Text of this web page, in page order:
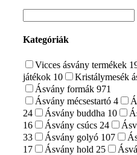
Kategóriák
Vicces ásvány termékek
játékok 10 Kristálymesék
Ásvány formák 971
Ásvány mécsestartó 4
24
Ásvány buddha 10
16
Ásvány csúcs 24
33
Ásvány golyó 107
17
Ásvány hold 25